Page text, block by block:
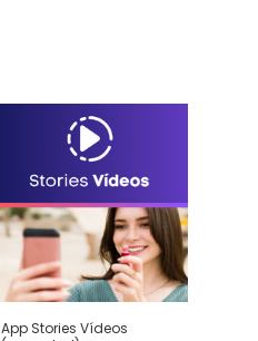
App Stories Vídeos